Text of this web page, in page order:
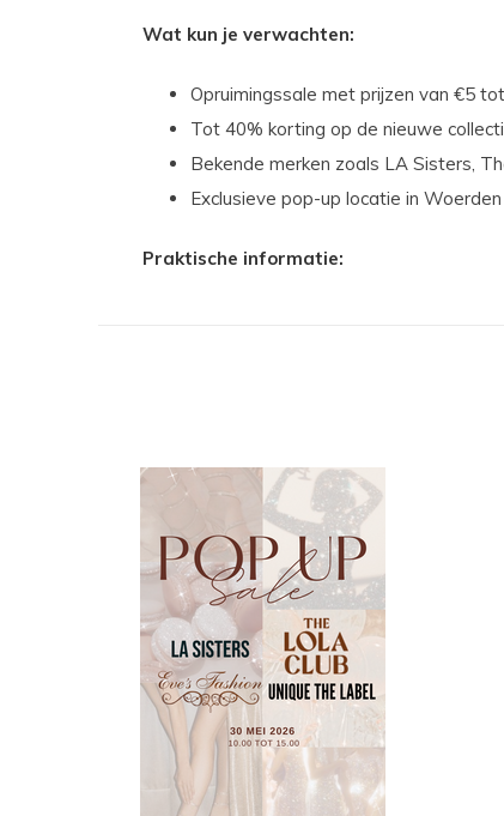
Wat kun je verwachten:
Opruimingssale met prijzen van €5
Tot 40% korting op de nieuwe
Bekende merken zoals LA Sisters,
Exclusieve pop-up locatie in Woerden
Praktische informatie: